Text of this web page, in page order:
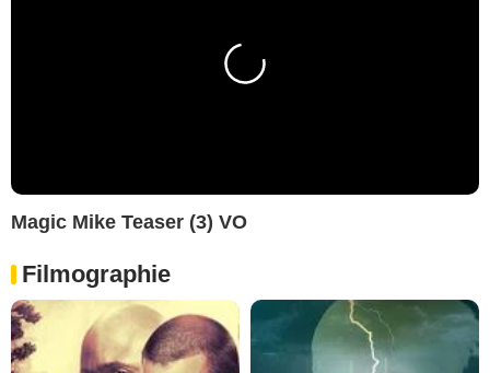
Magic Mike Teaser (3) VO
Filmographie